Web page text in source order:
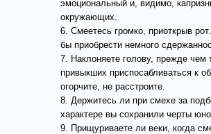
эмоциональный и, видимо,
окружающих.
6. Смеетесь громко, приоткрыв
бы приобрести немного
7. Наклоняете голову, прежде
привыкших приспосабливаться к
огорчите, не расстроите.
8. Держитесь ли при смехе за
характере вы сохранили черты
9. Прищуриваете ли веки, когда